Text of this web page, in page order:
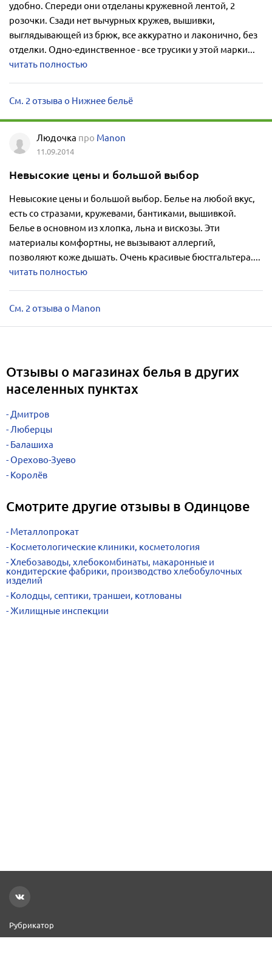
удобно. Спереди они отделаны кружевной лентой, 2
розочки. Сзади нет вычурных кружев, вышивки,
выглядывающей из брюк, все аккуратно и лаконично, без
отделки. Одно-единственное - все трусики у этой марки...
читать полностью
См. 2 отзыва о Нижнее бельё
Людочка про Manon
11.09.2014
Невысокие цены и большой выбор
Невысокие цены и большой выбор. Белье на любой вкус,
есть со стразами, кружевами, бантиками, вышивкой.
Белье в основном из хлопка, льна и вискозы. Эти
материалы комфортны, не вызывают аллергий,
позволяют коже дышать. Очень красивые бюстгальтера....
читать полностью
См. 2 отзыва о Manon
Отзывы о магазинах белья в других
населенных пунктах
Дмитров
Люберцы
Балашиха
Орехово-Зуево
Королёв
Смотрите другие отзывы в Одинцове
Металлопрокат
Косметологические клиники, косметология
Хлебозаводы, хлебокомбинаты, макаронные и
кондитерские фабрики, производство хлебобулочных
изделий
Колодцы, септики, траншеи, котлованы
Жилищные инспекции
Рубрикатор